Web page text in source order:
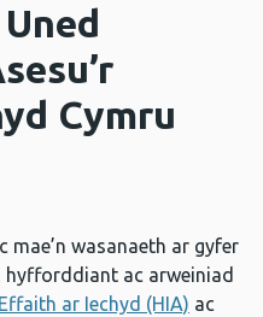
Cymru
mae’n wasanaeth ar gyfer
hyfforddiant ac arweiniad
ar Iechyd (HIA) ac